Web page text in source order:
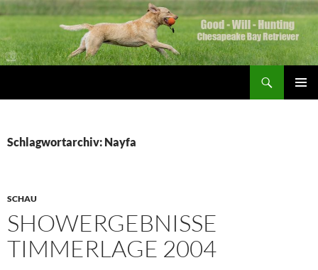
Zum
springen
Schlagwortarchiv: Nayfa
SCHAU
SHOWERGEBNISSE
TIMMERLAGE 2004